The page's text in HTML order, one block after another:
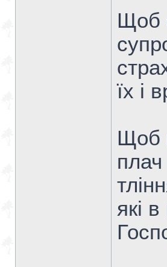
Щоб
їх і
Щоб
які